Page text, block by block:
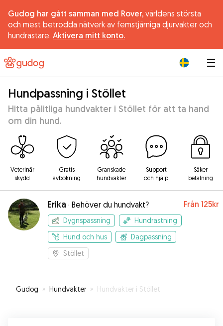
Gudog har gått samman med Rover, världens största
och mest betrodda nätverk av femstjärniga djurvakter och
hundrastare. Aktivera mitt konto.
Hundpassning i Stöllet
Hitta pålitliga hundvakter i Stöllet för att ta hand
om din hund.
Veterinär
skydd
Gratis
avbokning
Granskade
hundvakter
Support
och hjälp
Säker
betalning
Erika · Behöver du hundvakt? Från 125kr
Dygnspassning
Hundrastning
Hund och hus
Dagpassning
Stöllet
Gudog » Hundvakter » Hundvakter i Stöllet